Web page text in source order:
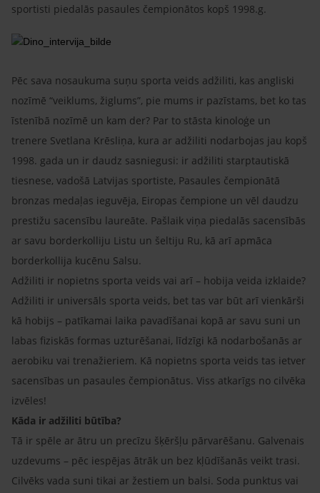
sportisti piedalās pasaules čempionātos kopš 1998.g.
Pēc sava nosaukuma suņu sporta veids adžiliti, kas angliski
nozīmē “veiklums, žiglums”, pie mums ir pazīstams, bet ko tas
īstenībā nozīmē un kam der? Par to stāsta kinoloģe un
trenere Svetlana Krēsliņa, kura ar adžiliti nodarbojas jau kopš
1998. gada un ir daudz sasniegusi: ir adžiliti starptautiskā
tiesnese, vadošā Latvijas sportiste, Pasaules čempionātā
bronzas medaļas ieguvēja, Eiropas čempione un vēl daudzu
prestižu sacensību laureāte. Pašlaik viņa piedalās sacensībās
ar savu borderkolliju Listu un šeltiju Ru, kā arī apmāca
borderkollija kucēnu Salsu.
Adžiliti ir nopietns sporta veids vai arī – hobija veida izklaide?
Adžiliti ir universāls sporta veids, bet tas var būt arī vienkārši
kā hobijs – patīkamai laika pavadīšanai kopā ar savu suni un
labas fiziskās formas uzturēšanai, līdzīgi kā nodarbošanās ar
aerobiku vai trenažieriem. Kā nopietns sporta veids tas ietver
sacensības un pasaules čempionātus. Viss atkarīgs no cilvēka
izvēles!
Kāda ir adžiliti būtība?
Tā ir spēle ar ātru un precīzu šķēršļu pārvarēšanu. Galvenais
uzdevums – pēc iespējas ātrāk un bez kļūdīšanās veikt trasi.
Cilvēks vada suni tikai ar žestiem un balsi. Soda punktus vai